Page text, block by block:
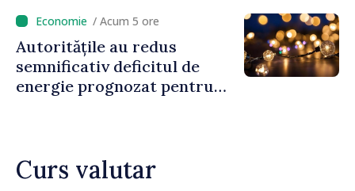
venit
/ Acum 5 ore
Autoritățile au redus
semnificativ deficitul de
energie prognozat pentru
Curs valutar